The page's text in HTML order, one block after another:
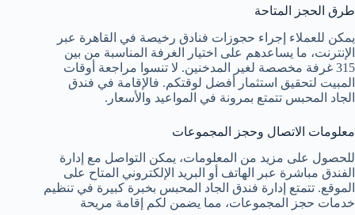
طرق الحجز المتاحة
يمكن للعملاء إجراء حجوزات فنادق رخيصة في القاهرة عبر
الإنترنت، ما يساعدهم على اختيار الغرفة المناسبة من بين
315 غرفة مخصصة لغير المدخنين. لا تنسوا مراجعة أوقات
المبيت لتحقيق استثمار أفضل لوقتكم. فالإقامة في فندق
الجاد المحبس تتمتع بمرونة في المواعيد والأسعار.
معلومات الاتصال وحجز المجموعات
للحصول على مزيد من المعلومات، يمكن التواصل مع إدارة
الفندق مباشرة عبر الهاتف أو البريد الإلكتروني المتاح على
الموقع. تتمتع إدارة فندق الجاد المحبس بخبرة كبيرة في تنظيم
خدمات حجز المجموعات، مما يضمن لكم إقامة مريحة